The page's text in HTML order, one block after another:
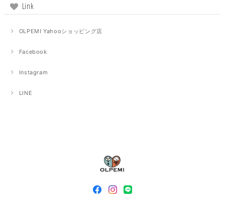
Link
OLPEMI Yahooショッピング店
Facebook
Instagram
LINE